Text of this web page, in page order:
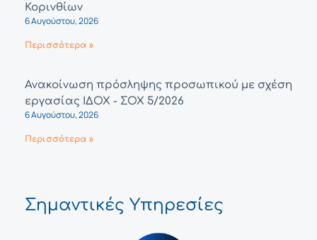
Κορινθίων
6 Αυγούστου, 2026
Περισσότερα »
Ανακοίνωση πρόσληψης προσωπικού με σχέση
εργασίας ΙΔΟΧ - ΣΟΧ 5/2026
6 Αυγούστου, 2026
Περισσότερα »
Σημαντικές Υπηρεσίες